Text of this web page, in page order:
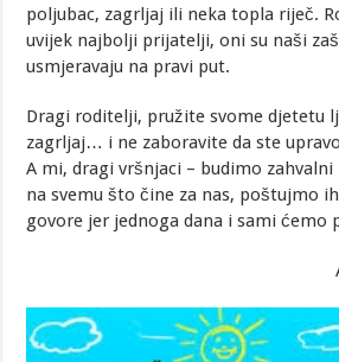
poljubac, zagrljaj ili neka topla riječ.
uvijek najbolji prijatelji, oni su naši
usmjeravaju na pravi put.
Dragi roditelji, pružite svome djetetu
zagrljaj… i ne zaboravite da ste
A mi, dragi vršnjaci – budimo
na svemu što čine za nas, poštujmo
govore jer jednoga dana i sami ćemo